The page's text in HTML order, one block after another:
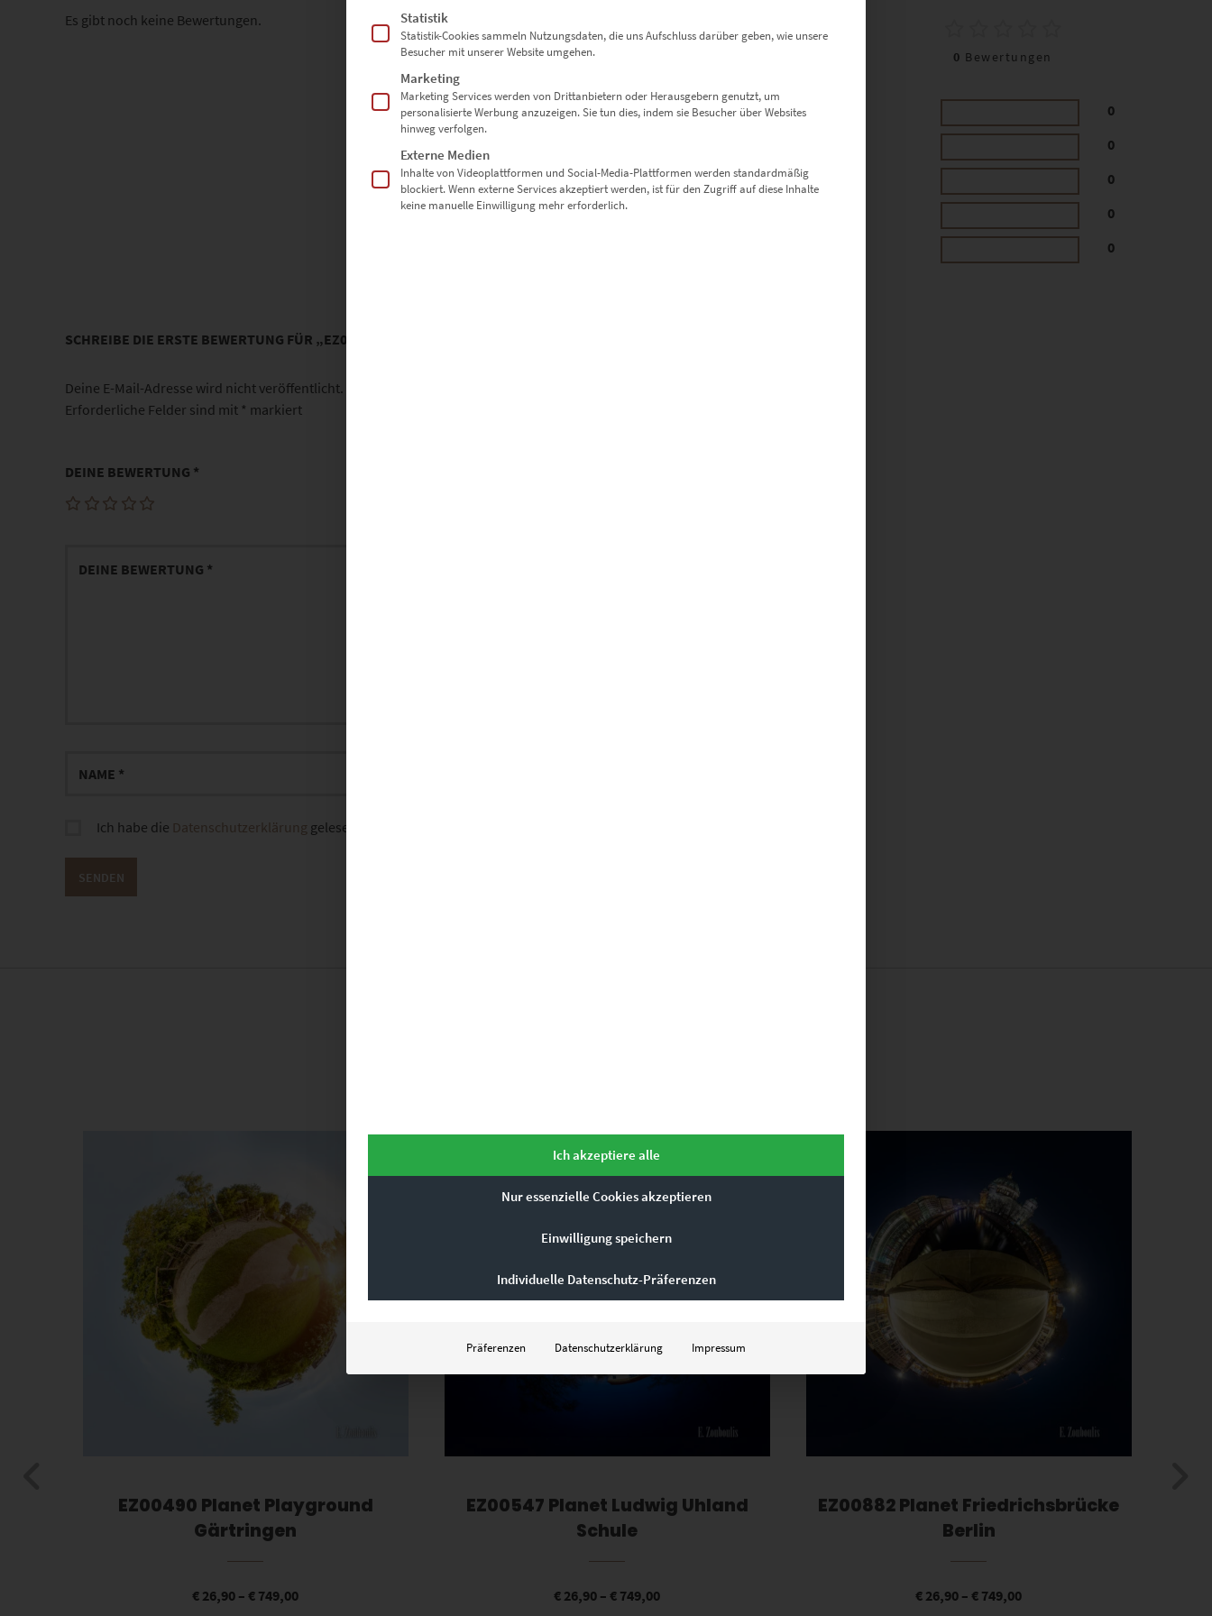
Es gibt noch keine Bewertungen. 0 0 Bewertungen
0
0
0
0
0
SCHREIBE DIE ERSTE BEWERTUNG FÜR „EZ00552 PLANET VILLA SCHWALBENHOF“
Deine E-Mail-Adresse wird nicht veröffentlicht.
Erforderliche Felder sind mit * markiert
DEINE BEWERTUNG *
Ich habe die Datenschutzerklärung gelesen und stimme ihr zu.
EZ00490 Planet Playground
Gärtringen
€ 26,90 –€ 749,00
EZ00547 Planet Ludwig Uhland
Schule
€ 26,90 –€ 749,00
Dieses Produkt weist mehrere Varianten auf. Die Optionen können auf der Produktseite gewählt werden
EZ00882 Planet Friedrichsbrücke
Berlin
€ 26,90 –€ 749,00
Statistik
Statistik-Cookies sammeln Nutzungsdaten, die uns Aufschluss darüber geben, wie unsere
Besucher mit unserer Website umgehen.
Marketing
Marketing Services werden von Drittanbietern oder Herausgebern genutzt, um
personalisierte Werbung anzuzeigen. Sie tun dies, indem sie Besucher über Websites
hinweg verfolgen.
Externe Medien
Inhalte von Videoplattformen und Social-Media-Plattformen werden standardmäßig
blockiert. Wenn externe Services akzeptiert werden, ist für den Zugriff auf diese Inhalte
keine manuelle Einwilligung mehr erforderlich.
Ich akzeptiere alle
Nur essenzielle Cookies akzeptieren
Einwilligung speichern
Individuelle Datenschutz-Präferenzen
Präferenzen Datenschutzerklärung Impressum